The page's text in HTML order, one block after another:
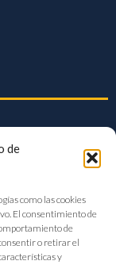
de
como las cookies
El consentimiento de
de
o retirar el
y